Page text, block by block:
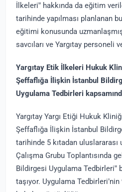
İlkeleri” hakkında da eğitim
tarihinde yapılması planlanan
eğitimi konusunda
savcıları ve Yargıtay personeli
Yargıtay Etik İlkeleri Hukuk
Şeffaflığa İlişkin İstanbul
Uygulama Tedbirleri
Yargıtay Yargı Etiği Hukuk
Şeffaflığa İlişkin İstanbul
tarihinde 5 kıtadan uluslararası
Çalışma Grubu Toplantısında
Bildirgesi Uygulama Tedbirleri”
taşıyor. Uygulama